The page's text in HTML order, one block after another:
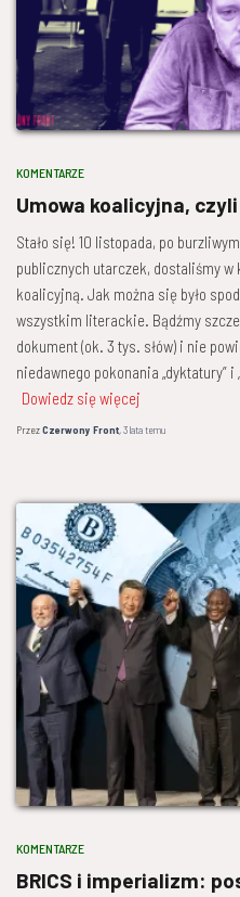
KOMENTARZE
Umowa koalicyjna,
Stało się! 10 listopada, po
publicznych utarczek, dostaliśmy w
koalicyjną. Jak można się było
wszystkim literackie. Bądźmy
dokument (ok. 3 tys. słów) i nie
niedawnego pokonania „dyktatury” i
Dowiedz się więcej
PrzezCzerwony Front,3 latatemu
KOMENTARZE
BRICS i imperializm: